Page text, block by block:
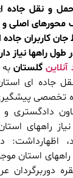
و نقل جاده
اصلی و
کاربران
راهها نیاز
گلستانبه
جاده ای
تخصصی
دادگستری و
نیاز راههای